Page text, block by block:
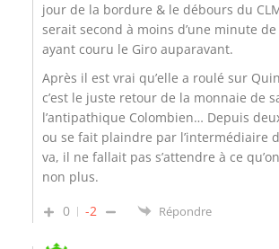
jour de la bordure & le débours du
serait second à moins d’une minute
ayant couru le Giro auparavant.
Après il est vrai qu’elle a roulé sur
c’est le juste retour de la monnaie de
l’antipathique Colombien… Depuis
ou se fait plaindre par l’intermédiaire
va, il ne fallait pas s’attendre à ce
non plus.
0 -2 Répondre